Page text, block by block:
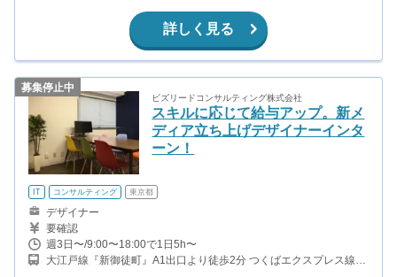
詳しく見る
募集停止中
ビズリードコンサルティング株式会社
スキルに応じて給与アップ。新メ
ディア立ち上げデザイナーインタ
ーン！
IT コンサルティング 東京都
デザイナー
要確認
週3日〜/9:00〜18:00で1日5h〜
大江戸線『新御徒町』A1出口より徒歩2分 つくばエクスプレス線